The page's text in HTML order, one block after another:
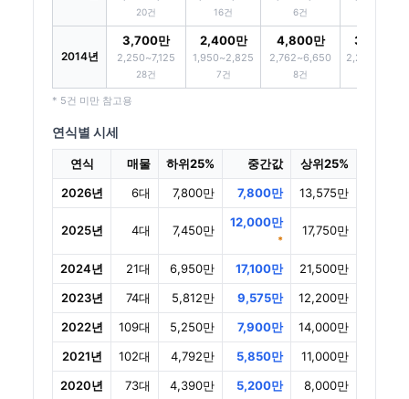
20건 16건 6건
2014년
3,700만
2,250~7,125
28건
2,400만
1,950~2,825
7건
4,800만
2,762~6,650
8건
3,950만
2,250~5,800
* 5건 미만 참고용
연식별 시세
연식 매물 하위25% 중간값
상위25%
2026년
6대 7,800만 7,800만 13,575만
2025년 4대 7,450만
12,000만
*
17,750만
2024년 21대 6,950만 17,100만
21,500만
2023년
74대 5,812만 9,575만
12,200만
2022년
109대 5,250만 7,900만
14,000만
2021년
102대 4,792만 5,850만
11,000만
2020년
73대 4,390만 5,200만
8,000만